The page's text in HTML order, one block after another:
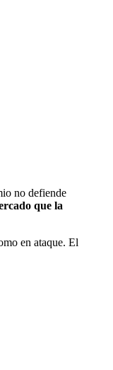
no defiende
que la
en ataque. El